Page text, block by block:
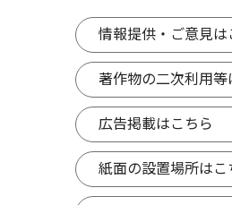
情報提供・ご意見は
著作物の二次利用等
広告掲載はこちら
紙面の設置場所はこ